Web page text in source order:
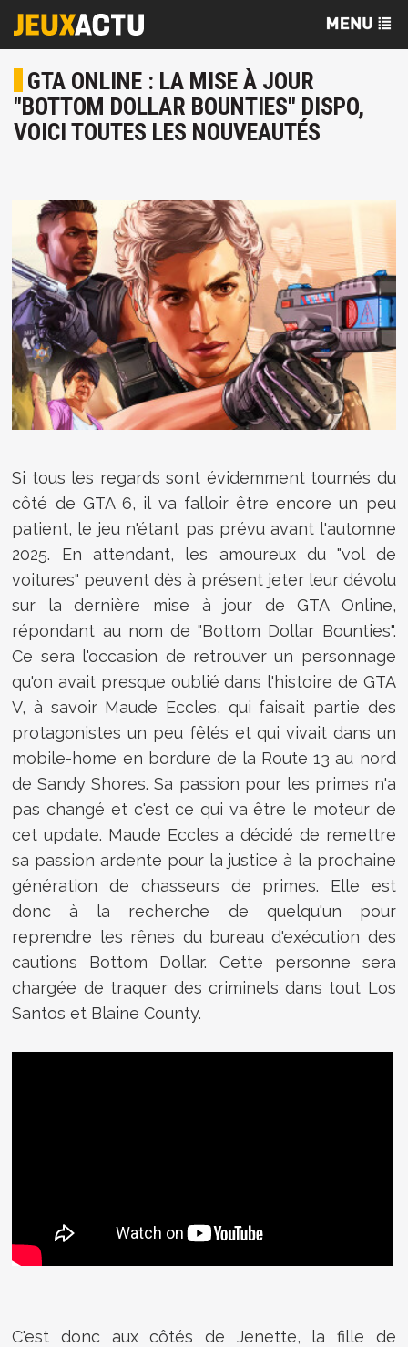
GTA ONLINE : LA MISE À JOUR
"BOTTOM DOLLAR BOUNTIES" DISPO,
VOICI TOUTES LES NOUVEAUTÉS
Si tous les regards sont évidemment tournés du
côté de GTA 6, il va falloir être encore un peu
patient, le jeu n'étant pas prévu avant l'automne
2025. En attendant, les amoureux du "vol de
voitures" peuvent dès à présent jeter leur dévolu
sur la dernière mise à jour de GTA Online,
répondant au nom de "Bottom Dollar Bounties".
Ce sera l'occasion de retrouver un personnage
qu'on avait presque oublié dans l'histoire de GTA
V, à savoir Maude Eccles, qui faisait partie des
protagonistes un peu fêlés et qui vivait dans un
mobile-home en bordure de la Route 13 au nord
de Sandy Shores. Sa passion pour les primes n'a
pas changé et c'est ce qui va être le moteur de
cet update. Maude Eccles a décidé de remettre
sa passion ardente pour la justice à la prochaine
génération de chasseurs de primes. Elle est
donc à la recherche de quelqu'un pour
reprendre les rênes du bureau d'exécution des
cautions Bottom Dollar. Cette personne sera
chargée de traquer des criminels dans tout Los
Santos et Blaine County.
C'est donc aux côtés de Jenette, la fille de